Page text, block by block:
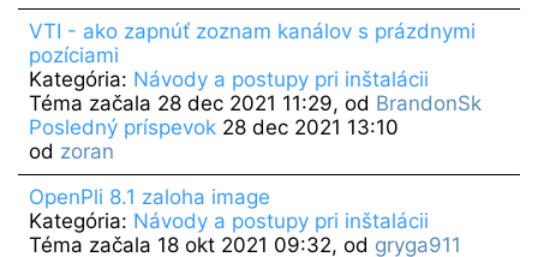
VTI - ako zapnúť zoznam kanálov s prázdnymi
pozíciami
Kategória: Návody a postupy pri inštalácii
Téma začala 28 dec 2021 11:29, od BrandonSk
Posledný príspevok28 dec 2021 13:10
od zoran
OpenPli 8.1 zaloha image
Kategória: Návody a postupy pri inštalácii
Téma začala 18 okt 2021 09:32, od gryga911